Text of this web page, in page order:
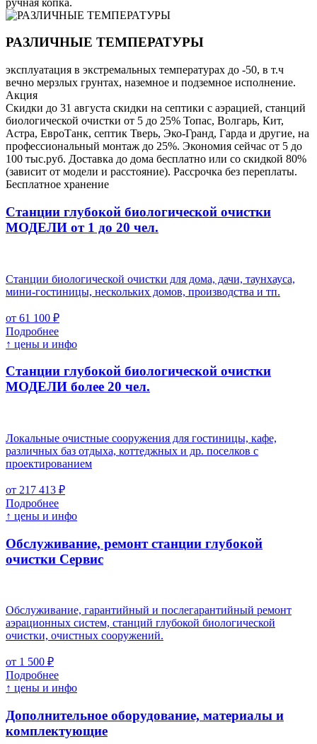
РАЗЛИЧНЫЕ ТЕМПЕРАТУРЫ
эксплуатация в экстремальных температурах до -50, в т.ч
вечно мерзлых грунтах, наземное и подземное исполнение.
Акция
Скидки до 31 августа скидки на септики с аэрацией, станций
биологической очистки от 5 до 25% Топас, Волгарь, Кит,
Астра, ЕвроТанк, септик Тверь, Эко-Гранд, Гарда и другие, на
профессиональный монтаж до 25%. Экономия сейчас от 5 до
100 тыс.руб. Доставка до дома бесплатно или со скидкой 80%
(зависит от модели и расстояние). Рассрочка без переплаты.
Бесплатное хранение
Станции глубокой биологической очистки
МОДЕЛИ от 1 до 20 чел.
Станции биологической очистки для дома, дачи, таунхауса,
мини-гостиницы, нескольких домов, производства и тп.
от 61 100 ₽
Подробнее
↑ цены и инфо
Станции глубокой биологической очистки
МОДЕЛИ более 20 чел.
Локальные очистные сооружения для гостиницы, кафе,
различных баз отдыха, коттеджных и др. поселков с
проектированием
от 217 413 ₽
Подробнее
↑ цены и инфо
Обслуживание, ремонт станции глубокой
очистки Cервис
Обслуживание, гарантийный и послегарантийный ремонт
аэрационных систем, станций глубокой биологической
очистки, очистных сооружений.
от 1 500 ₽
Подробнее
↑ цены и инфо
Дополнительное оборудование, материалы и
комплектующие